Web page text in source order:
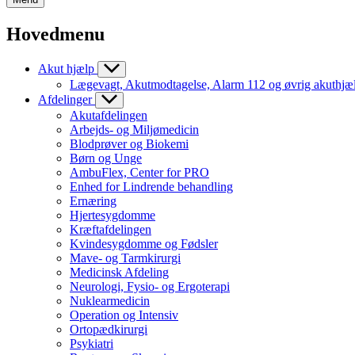
Hovedmenu
Akut hjælp
Lægevagt, Akutmodtagelse, Alarm 112 og øvrig
Afdelinger
Akutafdelingen
Arbejds- og Miljømedicin
Blodprøver og Biokemi
Børn og Unge
AmbuFlex, Center for PRO
Enhed for Lindrende behandling
Ernæring
Hjertesygdomme
Kræftafdelingen
Kvindesygdomme og Fødsler
Mave- og Tarmkirurgi
Medicinsk Afdeling
Neurologi, Fysio- og Ergoterapi
Nuklearmedicin
Operation og Intensiv
Ortopædkirurgi
Psykiatri